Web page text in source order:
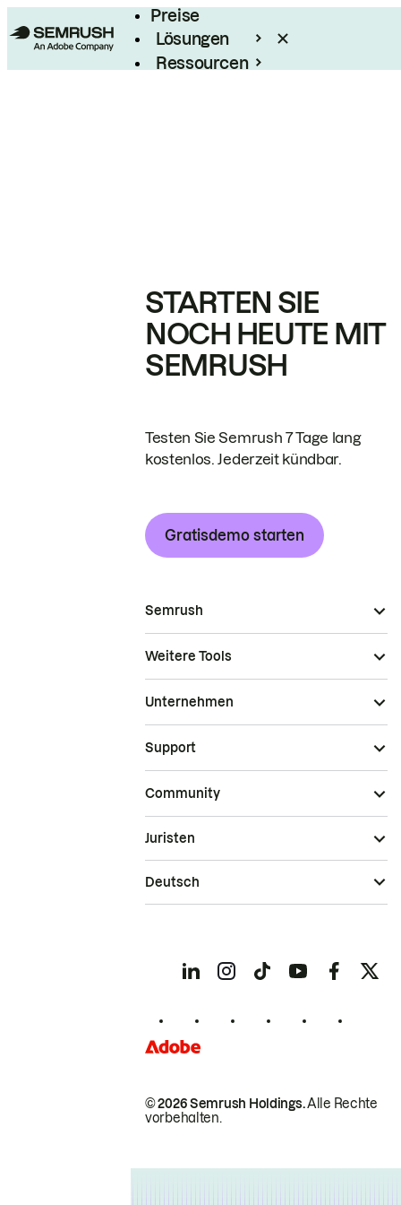
Preise
Lösungen
Ressourcen
STARTEN SIE
NOCH HEUTE MIT
SEMRUSH
Testen Sie Semrush 7 Tage lang
kostenlos. Jederzeit kündbar.
Gratisdemo starten
Semrush
Weitere Tools
Unternehmen
Support
Community
© 2026 Semrush Holdings.Alle Rechte
vorbehalten.
Juristen
Deutsch